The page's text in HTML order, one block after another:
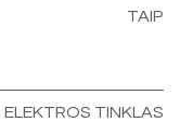
TAIP
ELEKTROS TINKLAS